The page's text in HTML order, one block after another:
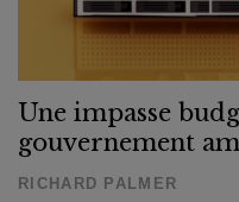
Une impasse
gouvernement
RICHARD PALMER